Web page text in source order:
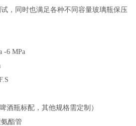
，同时也满足各种不同容量玻璃瓶保压
-6 MPa
酒瓶标配，其他规格需定制）
酯管